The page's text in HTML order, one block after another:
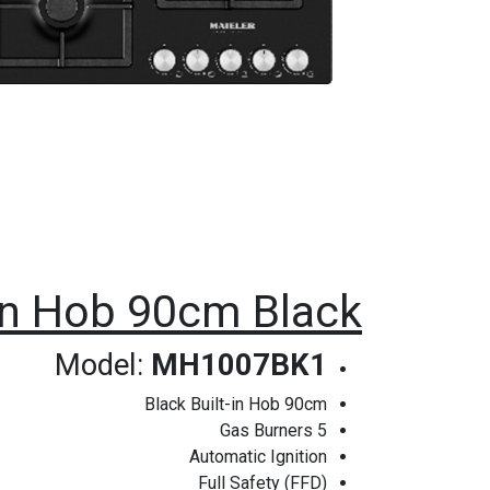
Hob 90cm Black
Model: MH1007BK1
Black Built-in Hob 90cm
5 Gas Burners
Automatic Ignition
Full Safety (FFD)